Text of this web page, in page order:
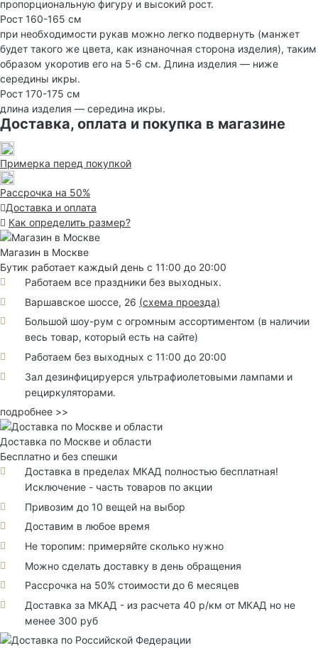
пропорциональную фигуру и высокий рост.
Рост 160-165 см
при необходимости рукав можно легко подвернуть (манжет
будет такого же цвета, как изнаночная сторона изделия), таким
образом укоротив его на 5-6 см. Длина изделия — ниже
середины икры.
Рост 170-175 см
длина изделия — середина икры.
Доставка, оплата и покупка в магазине
Примерка перед покупкой
Рассрочка на 50%
Доставка и оплата
Как определить размер?
Магазин в Москве
Бутик работает каждый день с 11:00 до 20:00
Работаем все праздники без выходных.
Варшавское шоссе, 26 (схема проезда)
Большой шоу-рум с огромным ассортиментом (в наличии
весь товар, который есть на сайте)
Работаем без выходных с 11:00 до 20:00
Зал дезинфицируерся ультрафиолетовыми лампами и
рециркуляторами.
подробнее >>
Доставка по Москве и области
Бесплатно и без спешки
Доставка в пределах МКАД полностью бесплатная!
Исключение - часть товаров по акции
Привозим до 10 вещей на выбор
Доставим в любое время
Не торопим: примеряйте сколько нужно
Можно сделать доставку в день обращения
Рассрочка на 50% стоимости до 6 месяцев
Доставка за МКАД - из расчета 40 р/км от МКАД но не
менее 300 руб